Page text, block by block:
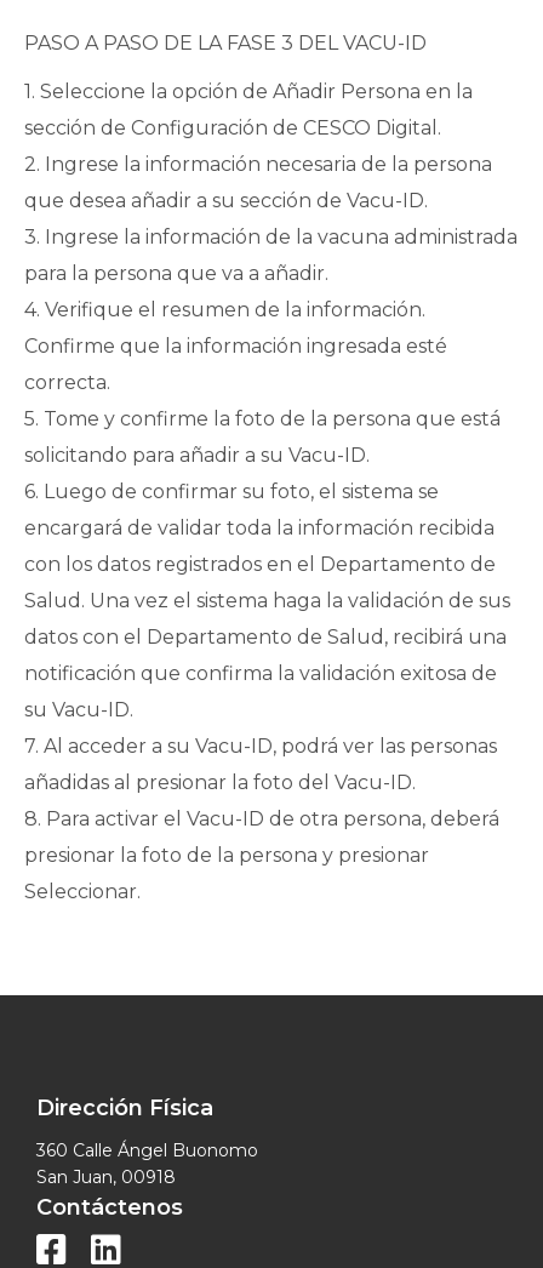
PASO A PASO DE LA FASE 3 DEL VACU-ID
1. Seleccione la opción de Añadir Persona en la
sección de Configuración de CESCO Digital.
2. Ingrese la información necesaria de la persona
que desea añadir a su sección de Vacu-ID.
3. Ingrese la información de la vacuna administrada
para la persona que va a añadir.
4. Verifique el resumen de la información.
Confirme que la información ingresada esté
correcta.
5. Tome y confirme la foto de la persona que está
solicitando para añadir a su Vacu-ID.
6. Luego de confirmar su foto, el sistema se
encargará de validar toda la información recibida
con los datos registrados en el Departamento de
Salud. Una vez el sistema haga la validación de sus
datos con el Departamento de Salud, recibirá una
notificación que confirma la validación exitosa de
su Vacu-ID.
7. Al acceder a su Vacu-ID, podrá ver las personas
añadidas al presionar la foto del Vacu-ID.
8. Para activar el Vacu-ID de otra persona, deberá
presionar la foto de la persona y presionar
Seleccionar.
Dirección Física
360 Calle Ángel Buonomo
San Juan, 00918
Contáctenos
 